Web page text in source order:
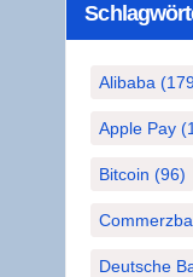
Alibaba
Apple Pay
Bitcoin (96)
Deutsche